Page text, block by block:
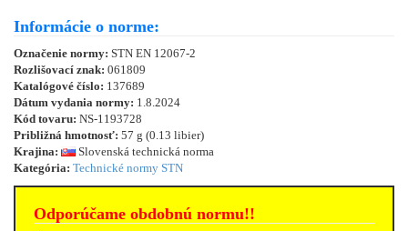
Informácie o norme:
Označenie normy: STN EN 12067-2
Rozlišovací znak: 061809
Katalógové číslo: 137689
Dátum vydania normy: 1.8.2024
Kód tovaru: NS-1193728
Približná hmotnosť: 57 g (0.13 libier)
Krajina:
Slovenská technická norma
Kategória: Technické normy STN
Odporúčame obdobnú normu!!